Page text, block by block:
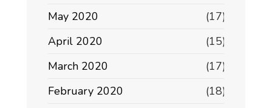
May 2020
(17)
April 2020
(15)
March 2020
(17)
February 2020
(18)